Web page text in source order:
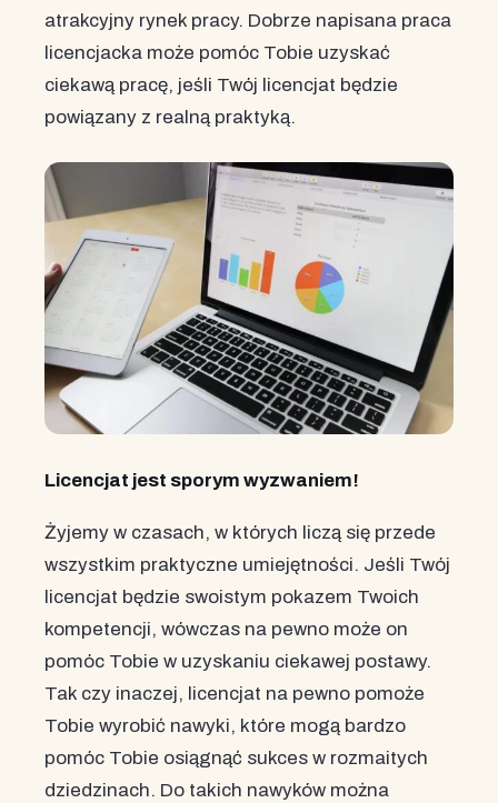
atrakcyjny rynek pracy. Dobrze napisana praca
licencjacka może pomóc Tobie uzyskać
ciekawą pracę, jeśli Twój licencjat będzie
powiązany z realną praktyką.
Licencjat jest sporym wyzwaniem!
Żyjemy w czasach, w których liczą się przede
wszystkim praktyczne umiejętności. Jeśli Twój
licencjat będzie swoistym pokazem Twoich
kompetencji, wówczas na pewno może on
pomóc Tobie w uzyskaniu ciekawej postawy.
Tak czy inaczej, licencjat na pewno pomoże
Tobie wyrobić nawyki, które mogą bardzo
pomóc Tobie osiągnąć sukces w rozmaitych
dziedzinach. Do takich nawyków można